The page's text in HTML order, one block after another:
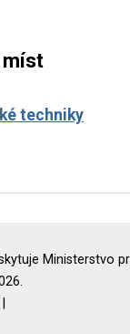
míst
techniky
Ministerstvo